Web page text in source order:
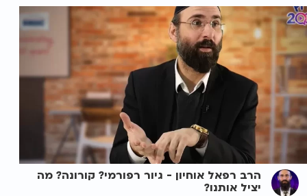
הרב רפאל אוחיון - גיור רפורמי? קורונה? מה
יציל אותנו?